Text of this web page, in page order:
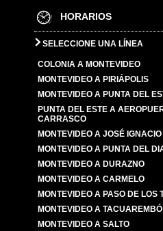
HORARIOS
SELECCIONE UNA LÍNEA
COLONIA A MONTEVIDEO
MONTEVIDEO A PIRIÁPOLIS
MONTEVIDEO A PUNTA DEL
PUNTA DEL ESTE A
CARRASCO
MONTEVIDEO A JOSÉ IGNACIO
MONTEVIDEO A PUNTA DEL
MONTEVIDEO A DURAZNO
MONTEVIDEO A CARMELO
MONTEVIDEO A PASO DE LOS
MONTEVIDEO A TACUAREMBÓ
MONTEVIDEO A SALTO